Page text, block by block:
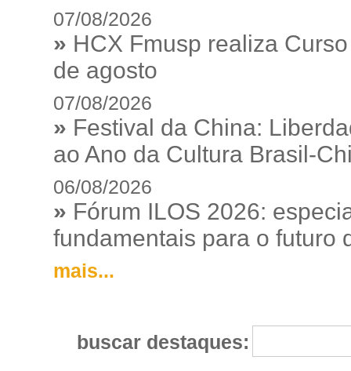
07/08/2026
» HCX Fmusp realiza
de agosto
07/08/2026
» Festival da China:
ao Ano da Cultura Brasil-
06/08/2026
» Fórum ILOS 2026:
fundamentais para o futuro
mais...
buscar destaques: